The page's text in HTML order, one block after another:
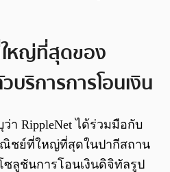
หญ่ที่สุดของ
บริการการโอนเงิน
ว่า RippleNet ได้ร่วมมือกับ
ณิชย์ที่ใหญ่ที่สุดในปากีสถาน
ซลูชันการโอนเงินดิจิทัลรูป